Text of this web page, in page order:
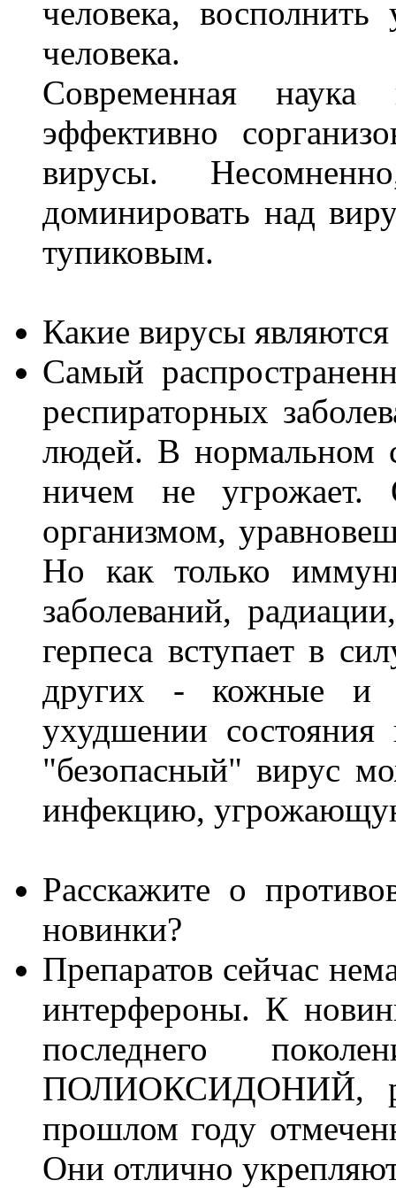
человека,
человека.
Современная
эффективно
вирусы.
доминировать над
тупиковым.
Какие вирусы
Самый
респираторных
людей. В нормальном
ничем не угрожает.
организмом,
Но как только
заболеваний,
герпеса вступает в
других - кожные и
ухудшении
"безопасный" вирус
инфекцию,
Расскажите о
новинки?
Препаратов сейчас
интерфероны. К
последнего
ПОЛИОКСИДОНИЙ,
прошлом году
Они отлично